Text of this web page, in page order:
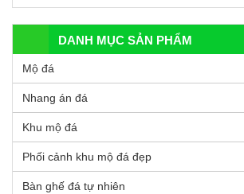
DANH MỤC SẢN PHẨM
Mộ đá
Nhang án đá
Khu mộ đá
Phối cảnh khu mộ đá đẹp
Bàn ghế đá tự nhiên